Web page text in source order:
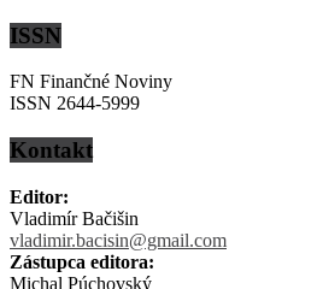
ISSN
FN Finančné Noviny
ISSN 2644-5999
Kontakt
Editor:
Vladimír Bačišin
vladimir.bacisin@gmail.com
Zástupca editora:
Michal Púchovský